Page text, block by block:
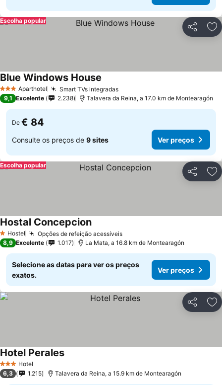
Partilhar
Escolha popular
3 EstrelasAparthotel Smart TVs integradas
Blue Windows House
9,1 Excelente 2.238 Talavera da Reina, a 17.0 km de Montearagón
De € 84
Consulte os preços de 9 sites Ver preços
Partilhar
Escolha popular
1 Estrelas
Hostel Opções de refeição acessíveis
Hostal Concepcion
8,9 Excelente 1.017 La Mata, a 16.8 km de Montearagón
Selecione as datas para ver os preços
exatos.
Ver preços
Partilhar
3 EstrelasHotel
Hotel Perales
6,3 1.215 Talavera da Reina, a 15.9 km de Montearagón